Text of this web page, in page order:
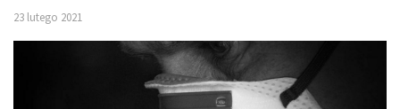
23 lutego 2021